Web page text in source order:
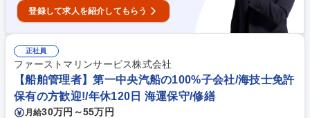
登録して求人を紹介してもらう
正社員
ファーストマリンサービス株式会社
【船舶管理者】第一中央汽船の100%子会社/海技士免許
保有の方歓迎!/年休120日 海運保守/修繕
月給30万円～55万円